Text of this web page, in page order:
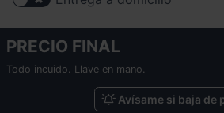
PRECIO FINAL
Todo incuido. Llave en mano.
Avísame si baja de